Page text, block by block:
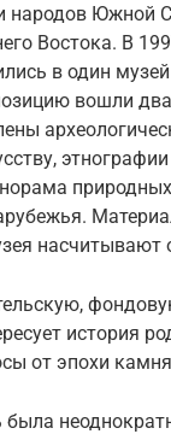
народов Южной
Востока. В
в один
вошли
насчитывают
история
от эпохи